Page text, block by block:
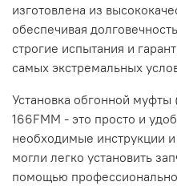
изготовлена из
обеспечивая
строгие испытания и
самых экстремальных
Установка обгонной
166FMM - это просто и
необходимые инструкции
могли легко установить
помощью